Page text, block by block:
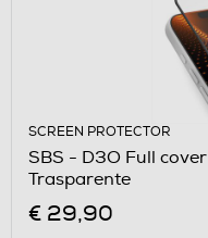
SCREEN PROTECTOR
SBS - D3O Full
Trasparente
€ 29,90